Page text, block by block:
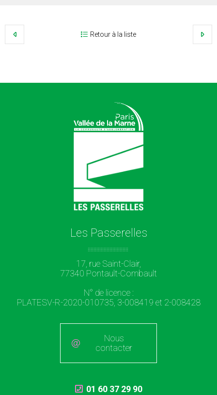
Retour à la liste
Les Passerelles
17, rue Saint-Clair,
77340 Pontault-Combault
N° de licence :
PLATESV-R-2020-010735, 3-008419 et 2-008428
Nous
contacter
01 60 37 29 90